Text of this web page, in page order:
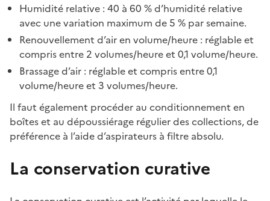
Humidité relative : 40 à 60 % d’humidité relative
avec une variation maximum de 5 % par semaine.
Renouvellement d’air en volume/heure : réglable et
compris entre 2 volumes/heure et 0,1 volume/heure.
Brassage d’air : réglable et compris entre 0,1
volume/heure et 3 volumes/heure.
Il faut également procéder au conditionnement en
boîtes et au dépoussiérage régulier des collections, de
préférence à l’aide d’aspirateurs à filtre absolu.
La conservation curative